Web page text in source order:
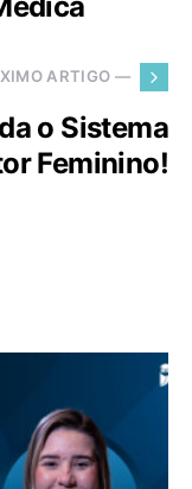
ARTIGO —
o Sistema
Feminino!